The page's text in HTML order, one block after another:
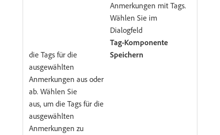
Anmerkungen mit Tags.
Wählen Sie im
Dialogfeld
Tag-Komponente
die Tags für die
ausgewählten
Anmerkungen aus oder
ab. Wählen Sie
Speichern
aus, um die Tags für die
ausgewählten
Anmerkungen zu